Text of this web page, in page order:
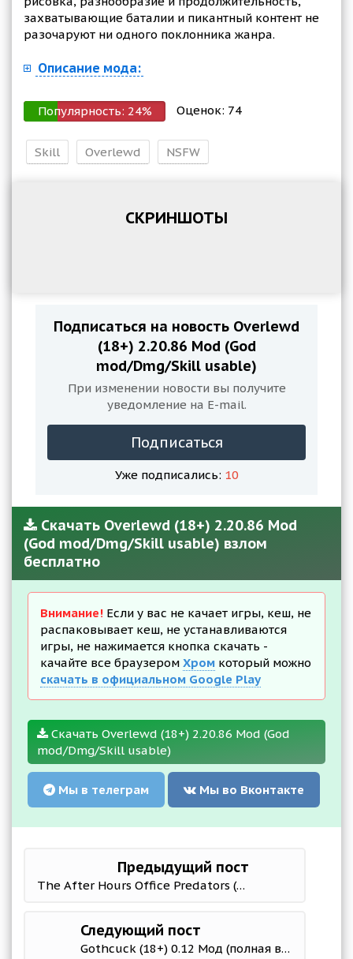
захватывающие баталии и пикантный контент не
разочаруют ни одного поклонника жанра.
Описание мода:
Популярность: 24% Оценок: 74
Skill Overlewd NSFW
СКРИНШОТЫ
Подписаться на новость Overlewd
(18+) 2.20.86 Mod (God
mod/Dmg/Skill usable)
При изменении новости вы получите
уведомление на E-mail.
Подписаться
Уже подписались: 10
Скачать Overlewd (18+) 2.20.86 Mod
(God mod/Dmg/Skill usable) взлом
бесплатно
Внимание! Если у вас не качает игры, кеш, не
распаковывает кеш, не устанавливаются
игры, не нажимается кнопка скачать -
качайте все браузером Хром который можно
скачать в официальном Google Play
Скачать Overlewd (18+) 2.20.86 Mod (God
mod/Dmg/Skill usable)
Мы в телеграм Мы во Вконтакте
Предыдущий пост
The After Hours Office Predators (18+) 0.3.0 Мод (полная версия)
Следующий пост
Gothcuck (18+) 0.12 Мод (полная версия)